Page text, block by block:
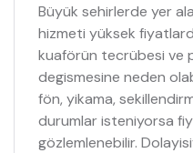
Büyük sehirlerde yer
hizmeti yüksek
kuaförün tecrübesi ve
degismesine neden
fön, yikama,
durumlar isteniyorsa
gözlemlenebilir.